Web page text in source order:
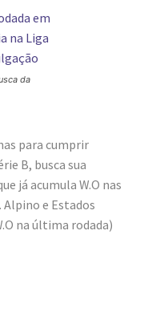
da
para cumprir
B, busca sua
já acumula W.O nas
e Estados
na última rodada)